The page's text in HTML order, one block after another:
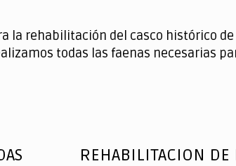
la rehabilitación del casco histórico
todas las faenas necesarias
REHABILITACION DE